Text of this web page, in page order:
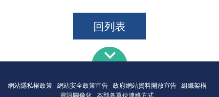
回列表
網站隱私權政策 網站安全政策宣告 政府網站資料開放宣告
組織架構
資訊圖像化
本部各單位連絡方式